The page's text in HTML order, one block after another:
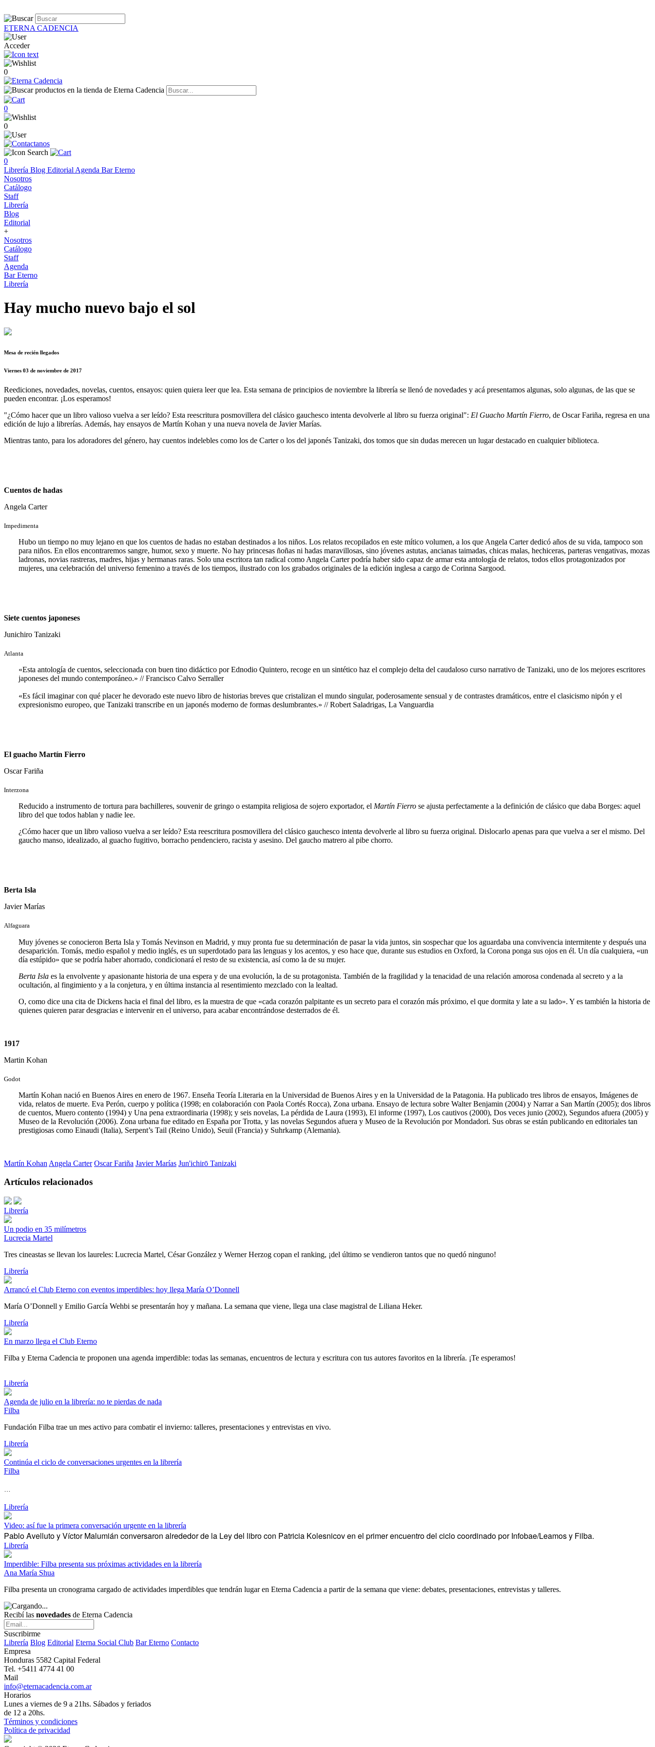
ETERNA CADENCIA
Acceder
0
0
0
0
Librería Blog Editorial Agenda Bar Eterno
Nosotros
Catálogo
Staff
Librería
Blog
Editorial
+
Nosotros
Catálogo
Staff
Agenda
Bar Eterno
Librería
Hay mucho nuevo bajo el sol
Mesa de recién llegados
Viernes 03 de noviembre de 2017
Reediciones, novedades, novelas, cuentos, ensayos: quien quiera leer que lea. Esta semana de principios de noviembre la librería se llenó de novedades y acá presentamos algunas, solo algunas, de las que se
pueden encontrar. ¡Los esperamos!
"¿Cómo hacer que un libro valioso vuelva a ser leído? Esta reescritura posmovillera del clásico gauchesco intenta devolverle al libro su fuerza original": El Guacho Martín Fierro, de Oscar Fariña, regresa en una
edición de lujo a librerías. Además, hay ensayos de Martín Kohan y una nueva novela de Javier Marías.
Mientras tanto, para los adoradores del género, hay cuentos indelebles como los de Carter o los del japonés Tanizaki, dos tomos que sin dudas merecen un lugar destacado en cualquier biblioteca.
Cuentos de hadas
Angela Carter
Impedimenta
Hubo un tiempo no muy lejano en que los cuentos de hadas no estaban destinados a los niños. Los relatos recopilados en este mítico volumen, a los que Angela Carter dedicó años de su vida, tampoco son
para niños. En ellos encontraremos sangre, humor, sexo y muerte. No hay princesas ñoñas ni hadas maravillosas, sino jóvenes astutas, ancianas taimadas, chicas malas, hechiceras, parteras vengativas, mozas
ladronas, novias rastreras, madres, hijas y hermanas raras. Solo una escritora tan radical como Angela Carter podría haber sido capaz de armar esta antología de relatos, todos ellos protagonizados por
mujeres, una celebración del universo femenino a través de los tiempos, ilustrado con los grabados originales de la edición inglesa a cargo de Corinna Sargood.
Siete cuentos japoneses
Junichiro Tanizaki
Atlanta
«Esta antología de cuentos, seleccionada con buen tino didáctico por Ednodio Quintero, recoge en un sintético haz el complejo delta del caudaloso curso narrativo de Tanizaki, uno de los mejores escritores
japoneses del mundo contemporáneo.» // Francisco Calvo Serraller
«Es fácil imaginar con qué placer he devorado este nuevo libro de historias breves que cristalizan el mundo singular, poderosamente sensual y de contrastes dramáticos, entre el clasicismo nipón y el
expresionismo europeo, que Tanizaki transcribe en un japonés moderno de formas deslumbrantes.» // Robert Saladrigas, La Vanguardia
El guacho Martín Fierro
Oscar Fariña
Interzona
Reducido a instrumento de tortura para bachilleres, souvenir de gringo o estampita religiosa de sojero exportador, el Martín Fierro se ajusta perfectamente a la definición de clásico que daba Borges: aquel
libro del que todos hablan y nadie lee.
¿Cómo hacer que un libro valioso vuelva a ser leído? Esta reescritura posmovillera del clásico gauchesco intenta devolverle al libro su fuerza original. Dislocarlo apenas para que vuelva a ser el mismo. Del
gaucho manso, idealizado, al guacho fugitivo, borracho pendenciero, racista y asesino. Del gaucho matrero al pibe chorro.
Berta Isla
Javier Marías
Alfaguara
Muy jóvenes se conocieron Berta Isla y Tomás Nevinson en Madrid, y muy pronta fue su determinación de pasar la vida juntos, sin sospechar que los aguardaba una convivencia intermitente y después una
desaparición. Tomás, medio español y medio inglés, es un superdotado para las lenguas y los acentos, y eso hace que, durante sus estudios en Oxford, la Corona ponga sus ojos en él. Un día cualquiera, «un
día estúpido» que se podría haber ahorrado, condicionará el resto de su existencia, así como la de su mujer.
Berta Isla es la envolvente y apasionante historia de una espera y de una evolución, la de su protagonista. También de la fragilidad y la tenacidad de una relación amorosa condenada al secreto y a la
ocultación, al fingimiento y a la conjetura, y en última instancia al resentimiento mezclado con la lealtad.
O, como dice una cita de Dickens hacia el final del libro, es la muestra de que «cada corazón palpitante es un secreto para el corazón más próximo, el que dormita y late a su lado». Y es también la historia de
quienes quieren parar desgracias e intervenir en el universo, para acabar encontrándose desterrados de él.
1917
Martin Kohan
Godot
Martín Kohan nació en Buenos Aires en enero de 1967. Enseña Teoría Literaria en la Universidad de Buenos Aires y en la Universidad de la Patagonia. Ha publicado tres libros de ensayos, Imágenes de
vida, relatos de muerte. Eva Perón, cuerpo y política (1998; en colaboración con Paola Cortés Rocca), Zona urbana. Ensayo de lectura sobre Walter Benjamin (2004) y Narrar a San Martín (2005); dos libros
de cuentos, Muero contento (1994) y Una pena extraordinaria (1998); y seis novelas, La pérdida de Laura (1993), El informe (1997), Los cautivos (2000), Dos veces junio (2002), Segundos afuera (2005) y
Museo de la Revolución (2006). Zona urbana fue editado en España por Trotta, y las novelas Segundos afuera y Museo de la Revolución por Mondadori. Sus obras se están publicando en editoriales tan
prestigiosas como Einaudi (Italia), Serpent’s Tail (Reino Unido), Seuil (Francia) y Suhrkamp (Alemania).
Martín Kohan Angela Carter Oscar Fariña Javier Marías Jun'ichirō Tanizaki
Artículos relacionados
Librería
Un podio en 35 milímetros
Lucrecia Martel
Tres cineastas se llevan los laureles: Lucrecia Martel, César González y Werner Herzog copan el ranking, ¡del último se vendieron tantos que no quedó ninguno!
Librería
Arrancó el Club Eterno con eventos imperdibles: hoy llega María O’Donnell
María O’Donnell y Emilio García Wehbi se presentarán hoy y mañana. La semana que viene, llega una clase magistral de Liliana Heker.
Librería
En marzo llega el Club Eterno
Filba y Eterna Cadencia te proponen una agenda imperdible: todas las semanas, encuentros de lectura y escritura con tus autores favoritos en la librería. ¡Te esperamos!
Librería
Agenda de julio en la librería: no te pierdas de nada
Filba
Fundación Filba trae un mes activo para combatir el invierno: talleres, presentaciones y entrevistas en vivo.
Librería
Continúa el ciclo de conversaciones urgentes en la librería
Filba
Librería
Video: así fue la primera conversación urgente en la librería
Pablo Avelluto y Víctor Malumián conversaron alrededor de la Ley del libro con Patricia Kolesnicov en el primer encuentro del ciclo coordinado por Infobae/Leamos y Filba.
Librería
Imperdible: Filba presenta sus próximas actividades en la librería
Ana María Shua
Filba presenta un cronograma cargado de actividades imperdibles que tendrán lugar en Eterna Cadencia a partir de la semana que viene: debates, presentaciones, entrevistas y talleres.
Recibí las novedades de Eterna Cadencia
Suscribirme
Librería Blog Editorial Eterna Social Club Bar Eterno Contacto
Empresa
Honduras 5582 Capital Federal
Tel. +5411 4774 41 00
Mail
info@eternacadencia.com.ar
Horarios
Lunes a viernes de 9 a 21hs. Sábados y feriados
de 12 a 20hs.
Términos y condiciones
Política de privacidad